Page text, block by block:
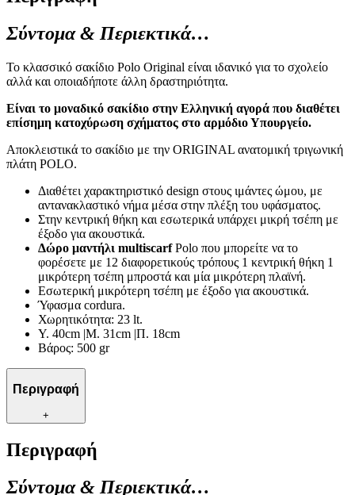
Σύντομα & Περιεκτικά…
Το κλασσικό σακίδιο Polo Original είναι ιδανικό για το σχολείο
αλλά και οποιαδήποτε άλλη δραστηριότητα.
Είναι τo μοναδικό σακίδιο στην Ελληνική αγορά που διαθέτει
επίσημη κατοχύρωση σχήματος στο αρμόδιο Υπουργείο.
Αποκλειστικά το σακίδιο με την ORIGINAL ανατομική τριγωνική
πλάτη POLO.
Διαθέτει χαρακτηριστικό design στους ιμάντες ώμου, με
αντανακλαστικό νήμα μέσα στην πλέξη του υφάσματος.
Στην κεντρική θήκη και εσωτερικά υπάρχει μικρή τσέπη με
έξοδο για ακουστικά.
Δώρο μαντήλι multiscarfPolo που μπορείτε να το
φορέσετε με 12 διαφορετικούς τρόπους 1 κεντρική θήκη 1
μικρότερη τσέπη μπροστά και μία μικρότερη πλαϊνή.
Εσωτερική μικρότερη τσέπη με έξοδο για ακουστικά.
Ύφασμα cordura.
Χωρητικότητα: 23 lt.
Y. 40cm |Μ. 31cm |Π. 18cm
Βάρος: 500 gr
Περιγραφή
+
Περιγραφή
Σύντομα & Περιεκτικά…